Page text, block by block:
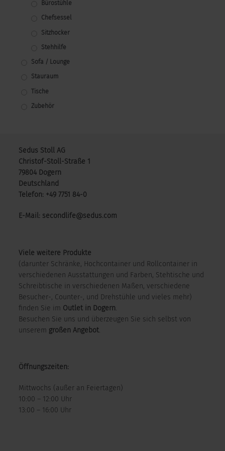
Bürostühle
Chefsessel
Sitzhocker
Stehhilfe
Sofa / Lounge
Stauraum
Tische
Zubehör
Sedus Stoll AG
Christof-Stoll-Straße 1
79804 Dogern
Deutschland
Telefon: +49 7751 84-0
E-Mail: secondlife@sedus.com
Viele weitere Produkte
(darunter Schränke, Hochcontainer und Rollcontainer in
verschiedenen Ausstattungen und Farben, Stehtische und
Schreibtische in verschiedenen Maßen, verschiedene
Besucher-, Counter-, und Drehstühle und vieles mehr)
finden Sie im Outlet in Dogern
Besuchen Sie uns und überzeugen Sie sich selbst von
unserem großen Angebot.
Öffnungszeiten:
Mittwochs (außer an Feiertagen)
10:00 – 12:00 Uhr
13:00 – 16:00 Uhr